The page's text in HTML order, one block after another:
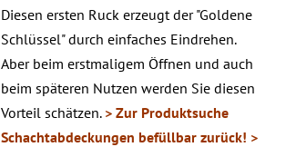
Diesen ersten Ruck erzeugt der "Goldene
Schlüssel" durch einfaches Eindrehen.
Aber beim erstmaligem Öffnen und auch
beim späteren Nutzen werden Sie diesen
Vorteil schätzen. > Zur Produktsuche
Schachtabdeckungen befüllbar zurück! >